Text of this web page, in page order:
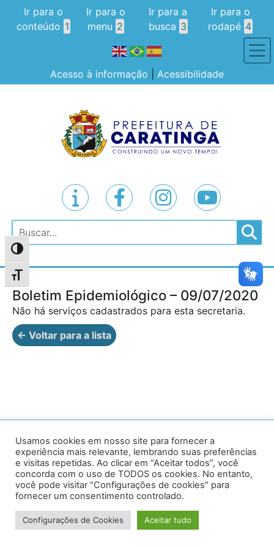
Alternar alto contraste
Alternar tamanho da fonte
Ir para o
conteúdo 1
Ir para o
menu 2
Ir para a
busca 3
Ir para o
rodapé 4
Acesso à informação Acessibilidade
Pesquisar
Boletim Epidemiológico – 09/07/2020
Não há serviços cadastrados para esta secretaria.
← Voltar para a lista
Av. Prof. Armando Alves da Silva, nº 1950 - Zacarias,
Caratinga - MG - 35302-403 / Tel: (33) 3329 8000
Desenvolvido por VersaTec
Usamos cookies em nosso site para fornecer a
experiência mais relevante, lembrando suas preferências
e visitas repetidas. Ao clicar em “Aceitar todos”, você
concorda com o uso de TODOS os cookies. No entanto,
você pode visitar "Configurações de cookies" para
fornecer um consentimento controlado.
Configurações de Cookies Aceitar tudo